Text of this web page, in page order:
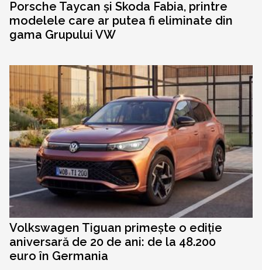
Porsche Taycan și Skoda Fabia, printre
modelele care ar putea fi eliminate din
gama Grupului VW
Volkswagen Tiguan primește o ediție
aniversară de 20 de ani: de la 48.200
euro în Germania